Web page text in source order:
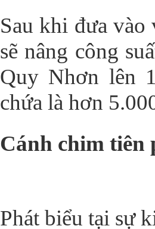
Sau khi đưa vào
sẽ nâng công
Quy Nhơn lên
chứa là hơn
Cánh chim tiên
Phát biểu tại sự